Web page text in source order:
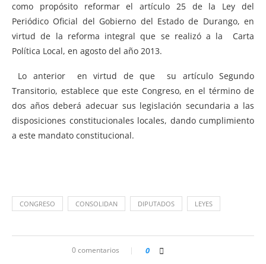
como propósito reformar el artículo 25 de la Ley del
Periódico Oficial del Gobierno del Estado de Durango, en
virtud de la reforma integral que se realizó a la Carta
Política Local, en agosto del año 2013.
Lo anterior en virtud de que su artículo Segundo
Transitorio, establece que este Congreso, en el término de
dos años deberá adecuar sus legislación secundaria a las
disposiciones constitucionales locales, dando cumplimiento
a este mandato constitucional.
CONGRESO CONSOLIDAN DIPUTADOS LEYES
0 comentarios 0